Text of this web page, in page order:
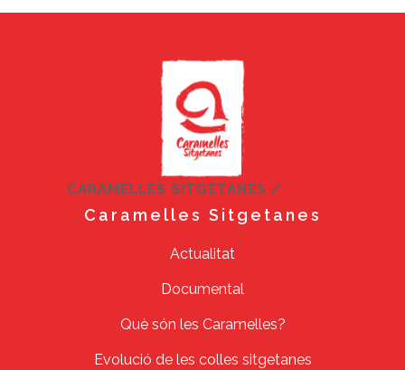
CARAMELLES SITGETANES /
Caramelles Sitgetanes
Actualitat
Documental
Què són les Caramelles?
Evolució de les colles sitgetanes